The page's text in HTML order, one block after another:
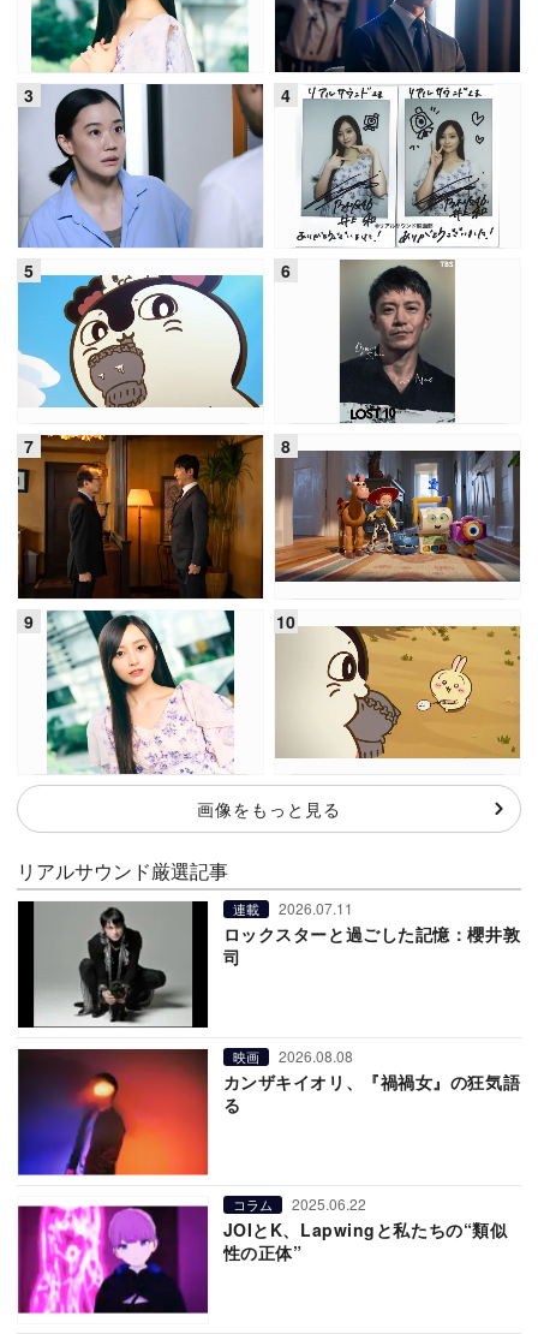
画像をもっと見る
リアルサウンド厳選記事
連載 2026.07.11
ロックスターと過ごした記憶：櫻井敦
司
映画 2026.08.08
カンザキイオリ、『禍禍女』の狂気語
る
コラム 2025.06.22
JOIとK、Lapwingと私たちの“類似
性の正体”